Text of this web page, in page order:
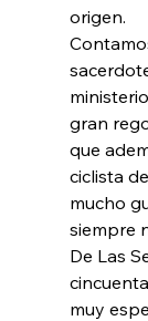
origen.
gran
que
ciclista
mucho
siempre
De Las
muy